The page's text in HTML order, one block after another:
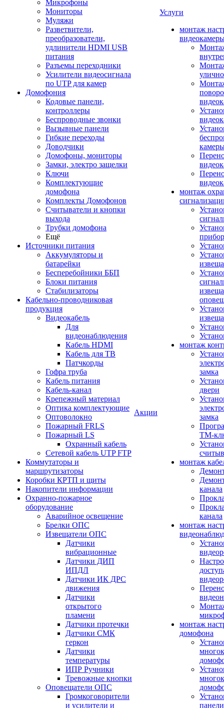
Микрофоны
Мониторы
Муляжи
Разветвители,
преобразователи,
удлинители HDMI USB
питания
Разъемы переходники
Усилители видеосигнала
по UTP для камер
Домофония
Кодовые панели,
контроллеры
Беспроводные звонки
Вызывные панели
Гибкие переходы
Доводчики
Домофоны, мониторы
Замки, электро защелки
Ключи
Комплектующие
домофона
Комплекты Домофонов
Считыватели и кнопки
выхода
Трубки домофона
Ещё
Источники питания
Аккумуляторы и
батарейки
Бесперебойники ББП
Блоки питания
Стабилизаторы
Кабельно-проводниковая
продукция
Видеокабель
Для
видеонаблюдения
Кабель HDMI
Кабель для ТВ
Патчкорды
Гофра труба
Кабель питания
Кабель-канал
Крепежный материал
Оптика комплектующие
Оптоволокно
Пожарный FRLS
Пожарный LS
Охранный кабель
Сетевой кабель UTP FTP
Коммутаторы и
маршрутизаторы
Коробки КРТП и щиты
Накопители информации
Охранно-пожарное
оборудование
Аварийное освещение
Брелки ОПС
Извещатели ОПС
Датчики
вибрационные
Датчики ДИП
ИПДЛ
Датчики ИК ДРС
движения
Датчики
открытого
пламени
Датчики протечки
Датчики СМК
геркон
Датчики
температуры
ИПР Ручники
Тревожные кнопки
Оповещатели ОПС
Громкоговорители
и усилители и
Акции
Услуги
монтаж
монтаж
монтаж
замка
двери
замка
ТМ-
монтаж
канала
канала
монтаж
монтаж
домофона
панели